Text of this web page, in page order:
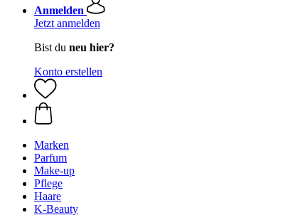
Anmelden
Jetzt anmelden
Bist du neu hier?
Konto erstellen
Marken
Parfum
Make-up
Pflege
Haare
K-Beauty